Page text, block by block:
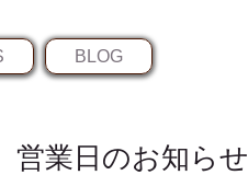
BLOG
​営業日のお知らせ